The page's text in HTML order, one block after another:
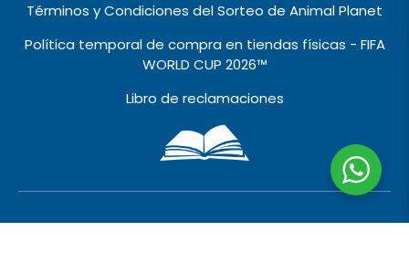
Términos y Condiciones del Sorteo de Animal Planet
Política temporal de compra en tiendas físicas - FIFA
WORLD CUP 2026™️
Libro de reclamaciones